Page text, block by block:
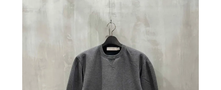
search
#THOMAS MAGPIE
#MARGAUX VINTAGE
#M53.
#イチパーセント